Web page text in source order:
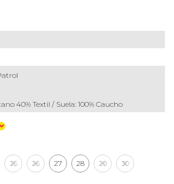
40% Textil / Suela: 100% Caucho
25 26 27 28 29 30